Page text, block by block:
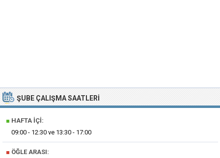
ŞUBE ÇALIŞMA SAATLERI
■ HAFTA İÇI:
09:00 - 12:30 ve 13:30 - 17:00
■ ÖĞLE ARASI: